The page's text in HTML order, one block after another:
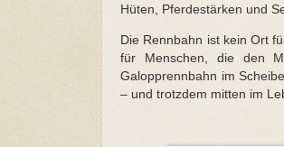
Hüten, Pferdestärken und
Die Rennbahn ist kein Ort
für Menschen, die den
Galopprennbahn im
– und trotzdem mitten im